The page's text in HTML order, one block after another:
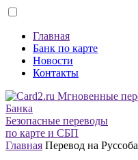
Главная
Банк по карте
Новости
Контакты
Безопасные переводы
по карте и СБП
Главная Перевод на